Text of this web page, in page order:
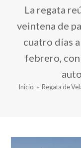
La regata
veintena de
cuatro días
febrero,
Inicio » Regata de